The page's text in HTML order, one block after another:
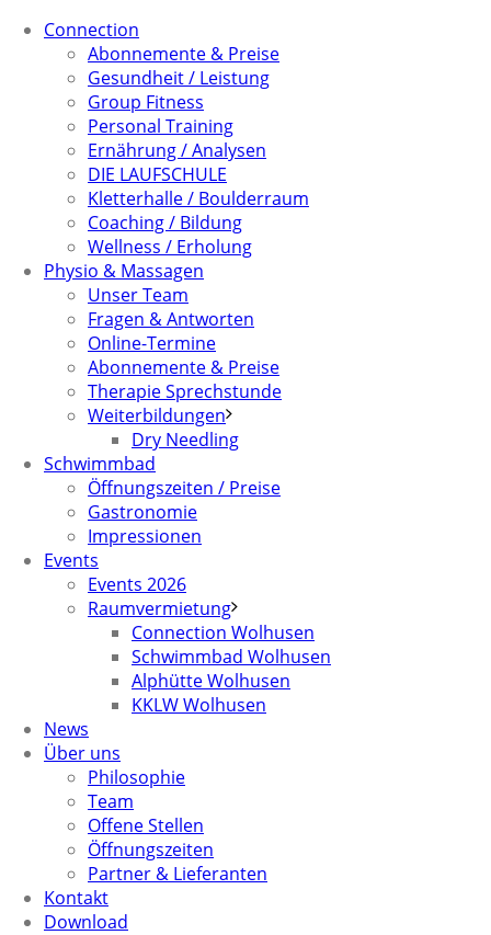
Connection
Abonnemente & Preise
Gesundheit / Leistung
Group Fitness
Personal Training
Ernährung / Analysen
DIE LAUFSCHULE
Kletterhalle / Boulderraum
Coaching / Bildung
Wellness / Erholung
Physio & Massagen
Unser Team
Fragen & Antworten
Online-Termine
Abonnemente & Preise
Therapie Sprechstunde
Weiterbildungen
Dry Needling
Schwimmbad
Öffnungszeiten / Preise
Gastronomie
Impressionen
Events
Events 2026
Raumvermietung
Connection Wolhusen
Schwimmbad Wolhusen
Alphütte Wolhusen
KKLW Wolhusen
News
Über uns
Philosophie
Team
Offene Stellen
Öffnungszeiten
Partner & Lieferanten
Kontakt
Download